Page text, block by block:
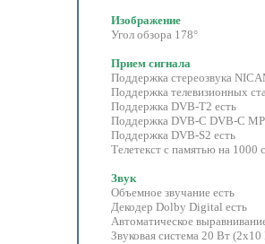
Изображение
Угол обзора 178°
Прием сигнала
Поддержка стереозвука
Поддержка телевизионных
Поддержка DVB-T2 есть
Поддержка DVB-C DVB-C
Поддержка DVB-S2 есть
Телетекст с памятью на 1000
Звук
Объемное звучание есть
Декодер Dolby Digital есть
Автоматическое
Звуковая система 20 Вт (2x10